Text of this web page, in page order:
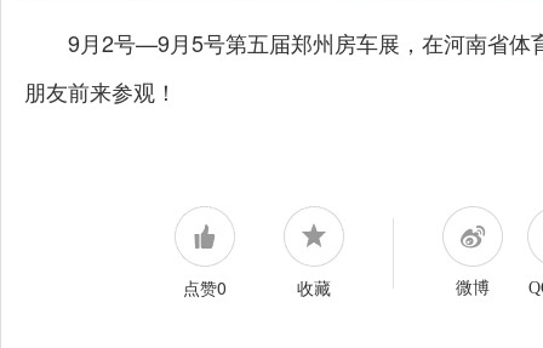
9月2号—9月5号第五届郑州房车展，在河南省体
朋友前来参观！
点赞0 收藏 微博